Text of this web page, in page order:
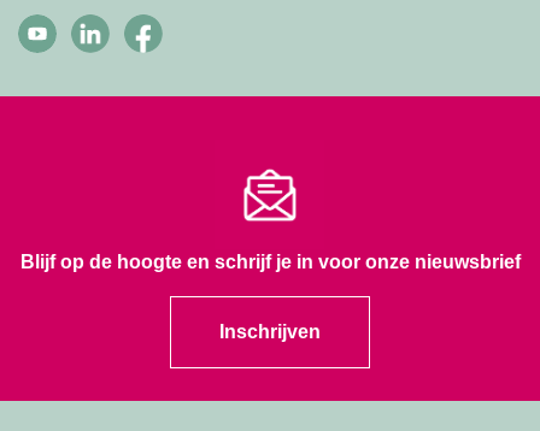
Blijf op de hoogte en schrijf je in voor onze nieuwsbrief
Inschrijven